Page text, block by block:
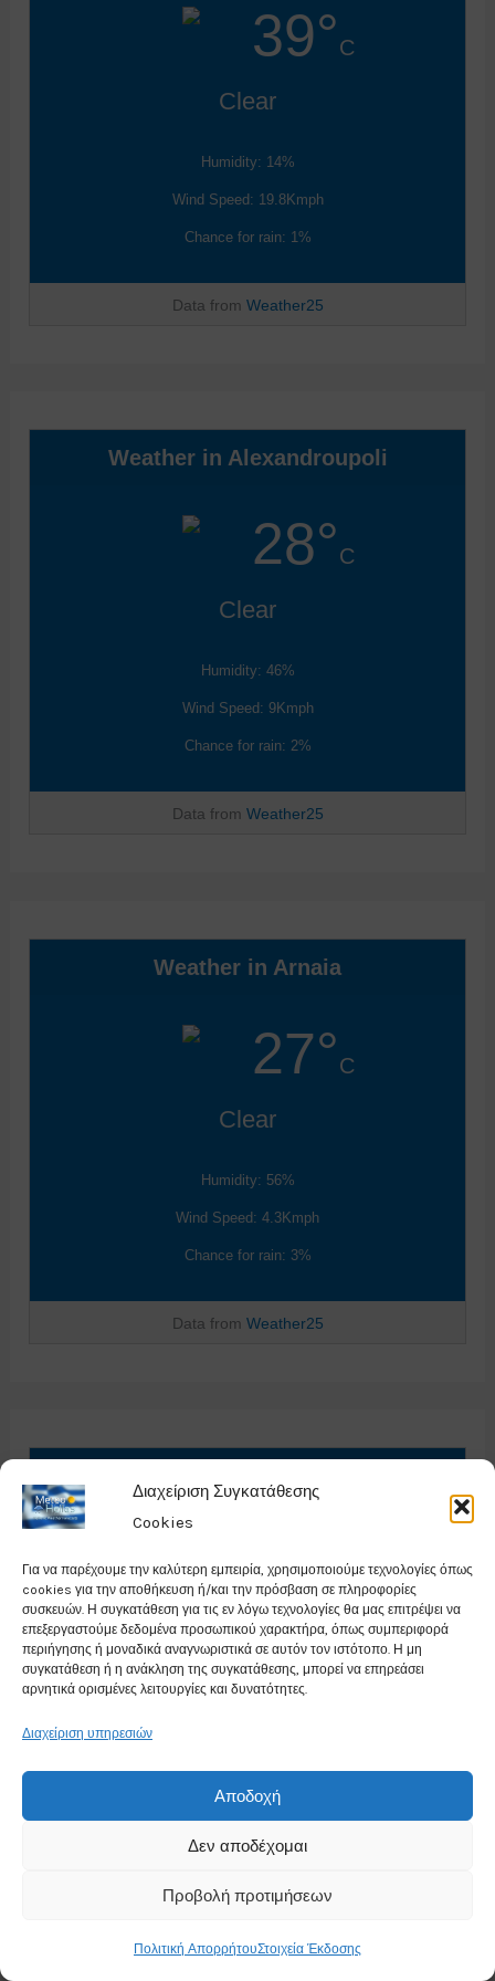
Διαχείριση Συγκατάθεσης
Cookies
Για να παρέχουμε την καλύτερη εμπειρία, χρησιμοποιούμε τεχνολογίες όπως
cookies για την αποθήκευση ή/και την πρόσβαση σε πληροφορίες
συσκευών. Η συγκατάθεση για τις εν λόγω τεχνολογίες θα μας επιτρέψει να
επεξεργαστούμε δεδομένα προσωπικού χαρακτήρα, όπως συμπεριφορά
περιήγησης ή μοναδικά αναγνωριστικά σε αυτόν τον ιστότοπο. Η μη
συγκατάθεση ή η ανάκληση της συγκατάθεσης, μπορεί να επηρεάσει
αρνητικά ορισμένες λειτουργίες και δυνατότητες.
Διαχείριση υπηρεσιών
Αποδοχή
Δεν αποδέχομαι
Προβολή προτιμήσεων
Πολιτική ΑπορρήτουΣτοιχεία Έκδοσης
39°C
Clear
Humidity: 14%
Wind Speed: 19.8Kmph
Chance for rain: 1%
Data from Weather25
Weather in Alexandroupoli
28°C
Clear
Humidity: 46%
Wind Speed: 9Kmph
Chance for rain: 2%
Data from Weather25
Weather in Arnaia
27°C
Clear
Humidity: 56%
Wind Speed: 4.3Kmph
Chance for rain: 3%
Data from Weather25
35°C
Clear
Humidity: 17%